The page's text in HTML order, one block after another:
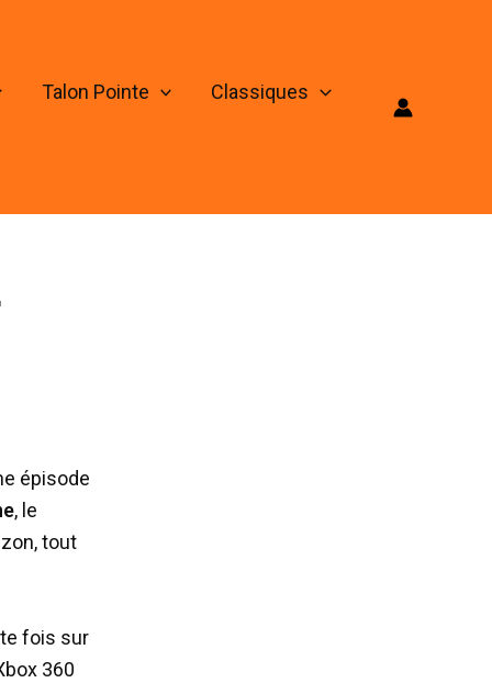
Talon Pointe Classiques
épisode
, le
tout
fois sur
360